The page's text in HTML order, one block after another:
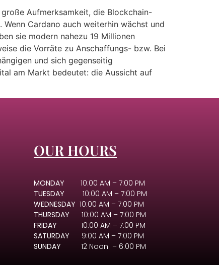
Aufmerksamkeit, die Blockchain-
Cardano auch weiterhin wächst und
sie modern nahezu 19 Millionen
die Vorräte zu Anschaffungs- bzw. Bei
und sich gegenseitig
am Markt bedeutet: die Aussicht auf
OUR HOURS
MONDAY 10:00 AM – 7:00 PM
TUESDAY
10:00 AM – 7:00 PM
WEDNESDAY 10:00 AM – 7:00 PM
THURSDAY 10:00 AM – 7:00 PM
FRIDAY 10:00 AM – 7:00 PM
SATURDAY 9:00 AM – 7:00 PM
SUNDAY 12 Noon – 6:00 PM